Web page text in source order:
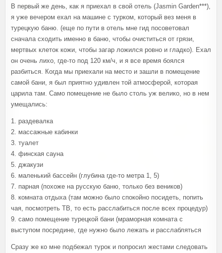
В первый же день, как я приехал в свой отель (Jasmin Garden***),
я уже вечером ехал на машине с турком, который вез меня в
турецкую баню. (еще по пути в отель мне гид посоветовал
сначала сходить именно в баню, чтобы очиститься от грязи,
мертвых клеток кожи, чтобы загар ложился ровно и гладко). Ехал
он очень лихо, где-то под 120 км/ч, и я все время боялся
разбиться. Когда мы приехали на место и зашли в помещение
самой бани, я был приятно удивлен той атмосферой, которая
царила там. Само помещение не было столь уж велико, но в нем
умещались:
1. раздевалка
2. массажные кабинки
3. туалет
4. финская сауна
5. джакузи
6. маленький бассейн (глубина где-то метра 1, 5)
7. парная (похоже на русскую баню, только без веников)
8. комната отдыха (там можно было спокойно посидеть, попить
чая, посмотреть ТВ, то есть расслабиться после всех процедур)
9. само помещение турецкой бани (мраморная комната с
выступом посредине, где нужно было лежать и расслабляться
Сразу же ко мне подбежал турок и попросил жестами следовать